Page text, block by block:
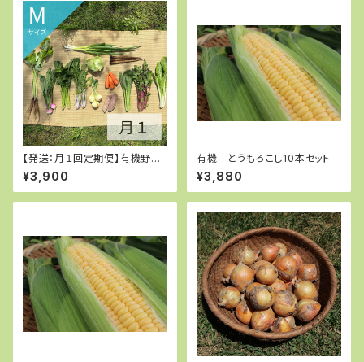
【発送：月１回定期便】有機野菜
Mサイズ
¥3,900
有機 とうもろこし10本セット
¥3,880